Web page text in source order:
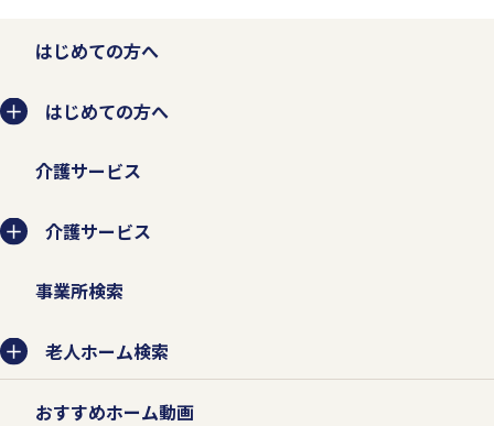
はじめての方へ
はじめての方へ
介護サービス
介護サービス
事業所検索
老人ホーム検索
おすすめホーム動画